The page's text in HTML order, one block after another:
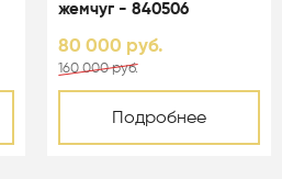
жемчуг - 840506
80 000 руб.
160 000 руб.
Подробнее